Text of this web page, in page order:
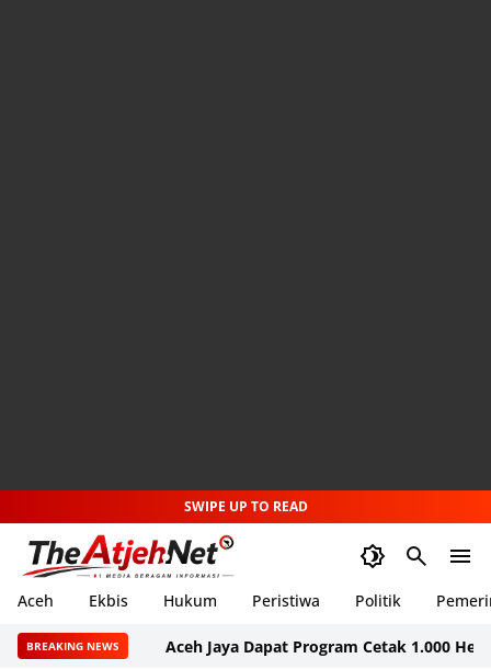
SWIPE UP TO READ
Aceh Ekbis Hukum Peristiwa Politik
BREAKING NEWSAceh Jaya Dapat Program Cetak 1.000 Hektare